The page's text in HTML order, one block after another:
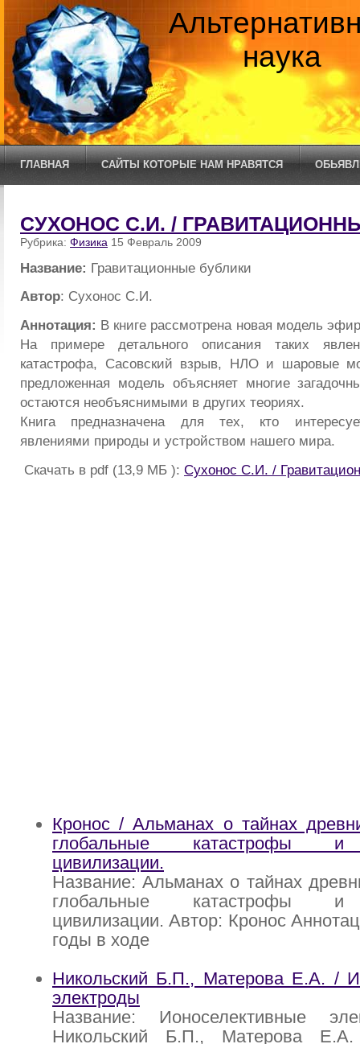
наука
ГЛАВНАЯ САЙТЫ КОТОРЫЕ НАМ НРАВЯТСЯ
СУХОНОС С.И. /
Рубрика: Физика 15 Февраль 2009
Название: Гравитационные бублики
Автор: Сухонос С.И.
Аннотация: В книге рассмотрена новая модель
На примере детального описания таких
катастрофа, Сасовский взрыв, НЛО и шаровые
предложенная модель объясняет многие
остаются необъяснимыми в других теориях.
Книга предназначена для тех, кто
явлениями природы и устройством нашего мира.
Скачать в pdf (13,9 МБ ): Сухонос С.И. /
Кронос / Альманах о тайнах
глобальные катастрофы и
цивилизации.
Название: Альманах о тайнах
глобальные катастрофы и
цивилизации. Автор: Кронос
годы в ходе
Никольский Б.П., Матерова Е.А. /
электроды
Название: Ионоселективные
Никольский Б.П., Матерова